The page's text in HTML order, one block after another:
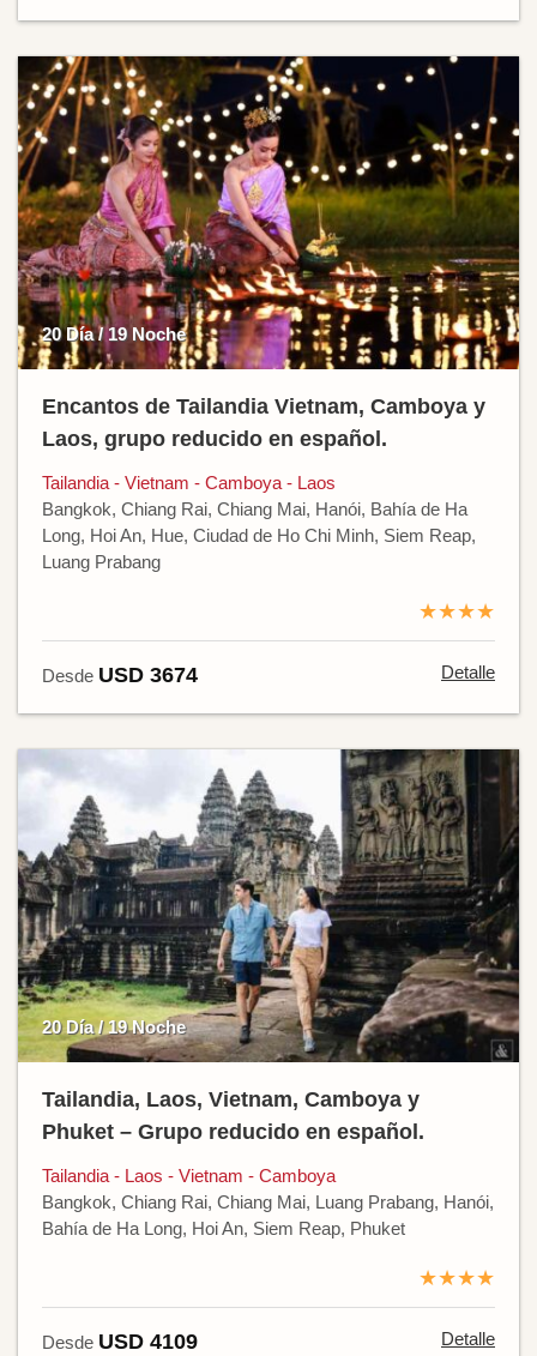
20 Día / 19 Noche
Encantos de Tailandia Vietnam, Camboya y
Laos, grupo reducido en español.
Tailandia - Vietnam - Camboya - Laos
Bangkok, Chiang Rai, Chiang Mai, Hanói, Bahía de Ha
Long, Hoi An, Hue, Ciudad de Ho Chi Minh, Siem Reap,
Luang Prabang
★★★★
Desde USD 3674 Detalle
20 Día / 19 Noche
Tailandia, Laos, Vietnam, Camboya y
Phuket – Grupo reducido en español.
Tailandia - Laos - Vietnam - Camboya
Bangkok, Chiang Rai, Chiang Mai, Luang Prabang, Hanói,
Bahía de Ha Long, Hoi An, Siem Reap, Phuket
★★★★
Desde USD 4109 Detalle